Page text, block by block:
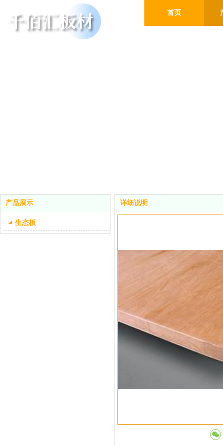
首页
产品展示
生态板
详细说明